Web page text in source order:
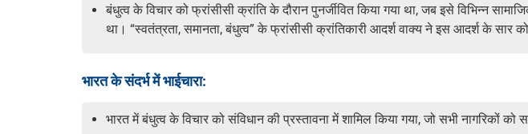
बंधुत्व के विचार को फ्रांसीसी क्रांति के दौरान पुनर्जीवित किया गया था, जब इसे विभिन्न
था। “स्वतंत्रता, समानता, बंधुत्व” के फ्रांसीसी क्रांतिकारी आदर्श वाक्य ने इस आदर्श के सार
भारत के संदर्भ में भाईचारा:
भारत में बंधुत्व के विचार को संविधान की प्रस्तावना में शामिल किया गया, जो सभी नागरिकों